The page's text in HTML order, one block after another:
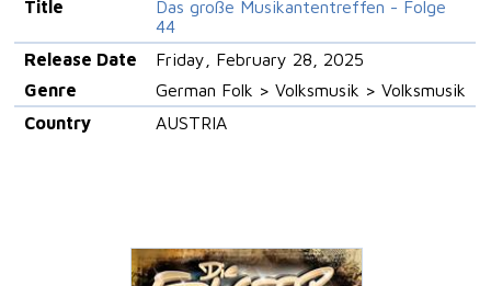
Title
Das große Musikantentreffen - Folge
44
Release Date
Friday, February 28, 2025
Genre
German Folk > Volksmusik > Volksmusik
Country
AUSTRIA